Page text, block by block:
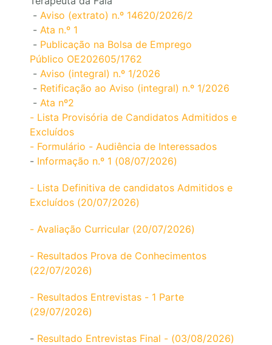
- Aviso (extrato) n.º 14620/2026/2
- Ata n.º 1
- Publicação na Bolsa de Emprego
Público OE202605/1762
- Aviso (integral) n.º 1/2026
- Retificação ao Aviso (integral) n.º 1/2026
- Ata nº2
- Lista Provisória de Candidatos Admitidos e
Excluídos
- Formulário - Audiência de Interessados
- Informação n.º 1 (08/07/2026)
- Lista Definitiva de candidatos Admitidos e
Excluídos (20/07/2026)
- Avaliação Curricular (20/07/2026)
- Resultados Prova de Conhecimentos
(22/07/2026)
- Resultados Entrevistas - 1 Parte
(29/07/2026)
- Resultado Entrevistas Final - (03/08/2026)